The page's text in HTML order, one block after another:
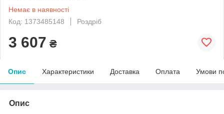
Немає в наявності
Код: 1373485148
Роздріб
3 607 ₴
Опис Характеристики Доставка Оплата Умови
Опис